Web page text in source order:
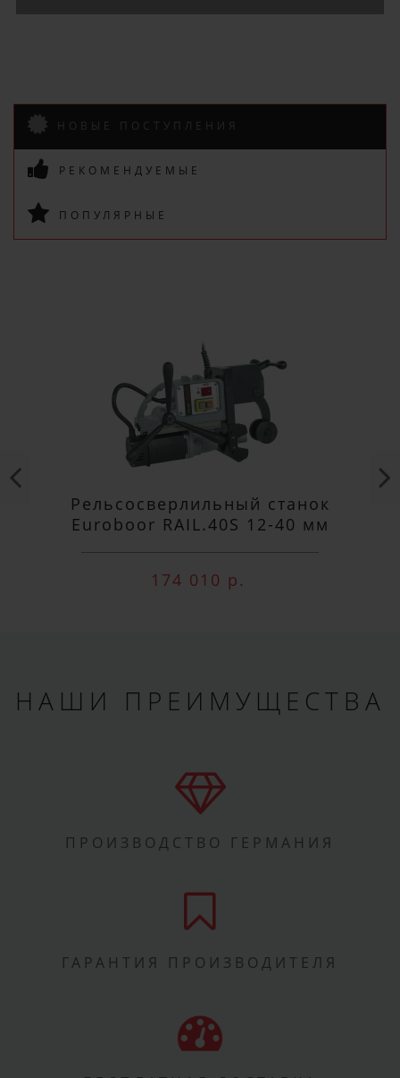
НОВЫЕ ПОСТУПЛЕНИЯ
РЕКОМЕНДУЕМЫЕ
ПОПУЛЯРНЫЕ
Рельсосверлильный станок
Euroboor RAIL.40S 12-40 мм
174 010 р.
НАШИ ПРЕИМУЩЕСТВА
ПРОИЗВОДСТВО ГЕРМАНИЯ
ГАРАНТИЯ ПРОИЗВОДИТЕЛЯ